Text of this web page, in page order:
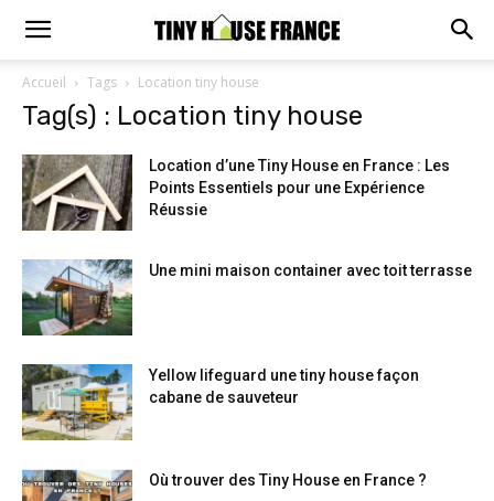
Accueil Tags Location tiny house
Tag(s) : Location tiny house
Location d’une Tiny House en France : Les
Points Essentiels pour une Expérience
Réussie
Une mini maison container avec toit terrasse
Yellow lifeguard une tiny house façon
cabane de sauveteur
Où trouver des Tiny House en France ?